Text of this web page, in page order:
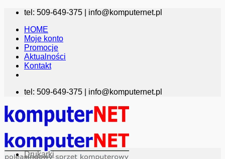
Przewiń
zawartości
tel: 509-649-375 | info@komputernet.pl
HOME
Moje konto
Promocje
Aktualności
Kontakt
tel: 509-649-375 | info@komputernet.pl
Drukarki